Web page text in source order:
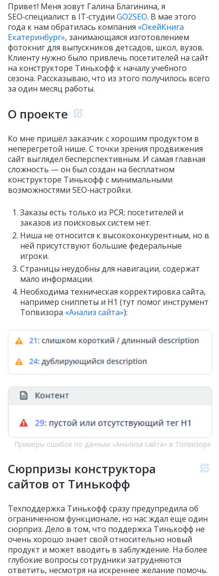
Привет! Меня зовут Галина Благинина, я
SEO‑специалист в IT‑студии GO2SEO. В мае этого
года к нам обратилась компания «ОкейКнига
Екатеринбург», занимающаяся изготовлением
фотокниг для выпускников детсадов, школ, вузов.
Клиенту нужно было привлечь посетителей на сайт
на конструкторе Тинькофф к началу учебного
сезона. Рассказываю, что из этого получилось всего
за один месяц работы.
О проекте
Ко мне пришёл заказчик с хорошим продуктом в
неперегретой нише. С точки зрения продвижения
сайт выглядел бесперспективным. И самая главная
сложность — он был создан на бесплатном
конструкторе Тинькофф с минимальными
возможностями SEO‑настройки.
Заказы есть только из РСЯ; посетителей и
заказов из поисковых систем нет.
Ниша не относится к высококонкурентным, но в
ней присутствуют большие федеральные
игроки.
Страницы неудобны для навигации, содержат
мало информации.
Необходима техническая корректировка сайта,
например сниппеты и Н1 (тут помог инструмент
Топвизора «Анализ сайта»):
Примеры ошибок по данным «Анализа сайта» в Топвизоре
Сюрпризы конструктора
сайтов от Тинькофф
Техподдержка Тинькофф сразу предупредила об
ограниченном функционале, но нас ждал еще один
сюрприз. Дело в том, что поддержка Тинькофф не
очень хорошо знает свой относительно новый
продукт и может вводить в заблуждение. На более
глубокие вопросы сотрудники затрудняются
ответить, несмотря на искреннее желание помочь.